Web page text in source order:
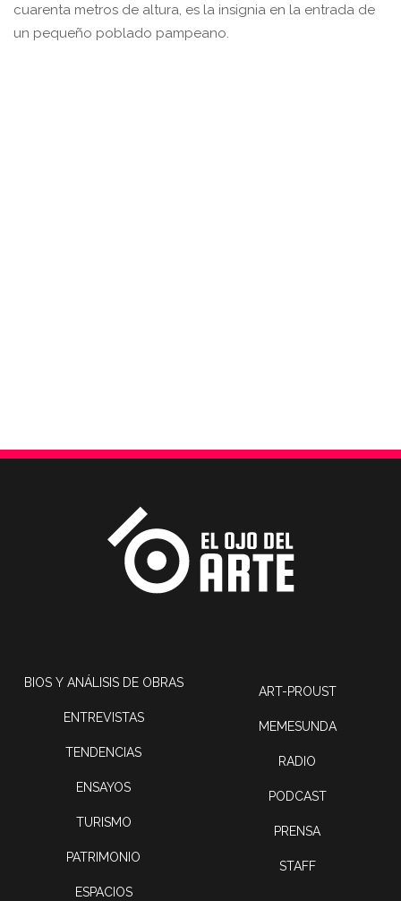
cuarenta metros de altura, es la insignia en la entrada de
un pequeño poblado pampeano.
BIOS Y ANÁLISIS DE OBRAS
ENTREVISTAS
TENDENCIAS
ENSAYOS
TURISMO
PATRIMONIO
ESPACIOS
ART-PROUST
MEMESUNDA
RADIO
PODCAST
PRENSA
STAFF